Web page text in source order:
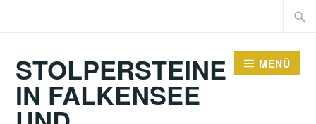
Suche
STOLPERSTEINE
IN FALKENSEE
MENÜ